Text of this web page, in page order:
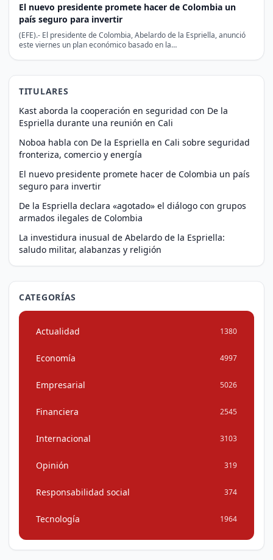
El nuevo presidente promete hacer de Colombia un
país seguro para invertir
(EFE).- El presidente de Colombia, Abelardo de la Espriella, anunció
este viernes un plan económico basado en la…
TITULARES
Kast aborda la cooperación en seguridad con De la
Espriella durante una reunión en Cali
Noboa habla con De la Espriella en Cali sobre seguridad
fronteriza, comercio y energía
El nuevo presidente promete hacer de Colombia un país
seguro para invertir
De la Espriella declara «agotado» el diálogo con grupos
armados ilegales de Colombia
La investidura inusual de Abelardo de la Espriella:
saludo militar, alabanzas y religión
CATEGORÍAS
Actualidad 1380
Economía 4997
Empresarial 5026
Financiera 2545
Internacional 3103
Opinión 319
Responsabilidad social 374
Tecnología 1964